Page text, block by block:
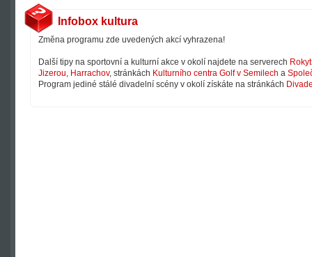
Infobox kultura
Změna programu zde uvedených akcí vyhrazena!
Další tipy na sportovní a kulturní akce v okolí najdete na serverech
Jizerou, Harrachov, stránkách Kulturního centra Golf v Semilech a
Program jediné stálé divadelní scény v okolí získáte na stránkách